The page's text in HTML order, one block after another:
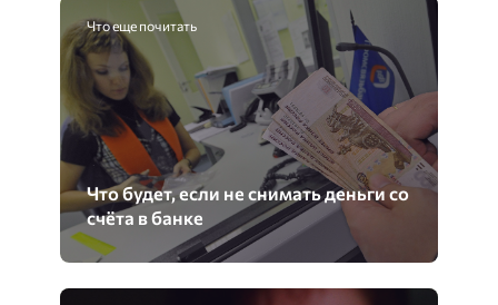
Что еще почитать
Что будет, если не снимать деньги со
счёта в банке